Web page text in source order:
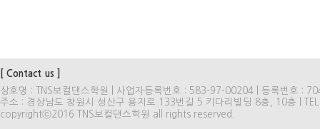
[ Contact us ]
상호명 : TNS보컬댄스학원 | 사업자등록번호 : 583-97-00204 | 등록번호 :
주소 : 경상남도 창원시 성산구 용지로 133번길 5 키다리빌딩 8층, 10층 |
copyrightⓒ2016 TNS보컬댄스학원 all rights reserved.